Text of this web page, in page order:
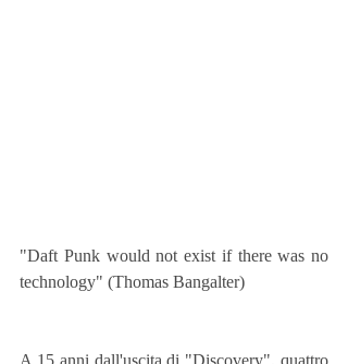
"Daft Punk would not exist if there was no
technology" (Thomas Bangalter)
A 15 anni dall'uscita di "Discovery", quattro